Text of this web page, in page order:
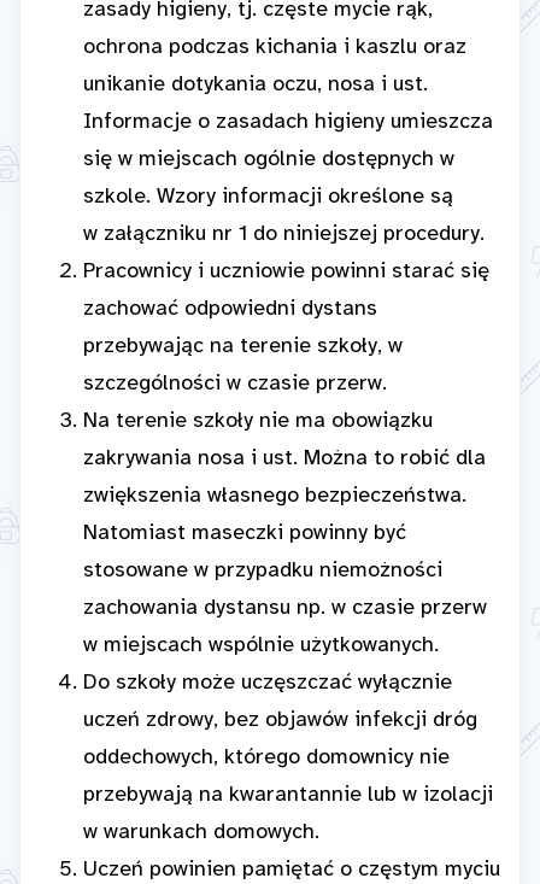
zasady higieny, tj. częste mycie rąk,
ochrona podczas kichania i kaszlu oraz
unikanie dotykania oczu, nosa i ust.
Informacje o zasadach higieny umieszcza
się w miejscach ogólnie dostępnych w
szkole. Wzory informacji określone są
w załączniku nr 1 do niniejszej procedury.
Pracownicy i uczniowie powinni starać się
zachować odpowiedni dystans
przebywając na terenie szkoły, w
szczególności w czasie przerw.
Na terenie szkoły nie ma obowiązku
zakrywania nosa i ust. Można to robić dla
zwiększenia własnego bezpieczeństwa.
Natomiast maseczki powinny być
stosowane w przypadku niemożności
zachowania dystansu np. w czasie przerw
w miejscach wspólnie użytkowanych.
Do szkoły może uczęszczać wyłącznie
uczeń zdrowy, bez objawów infekcji dróg
oddechowych, którego domownicy nie
przebywają na kwarantannie lub w izolacji
w warunkach domowych.
Uczeń powinien pamiętać o częstym myciu